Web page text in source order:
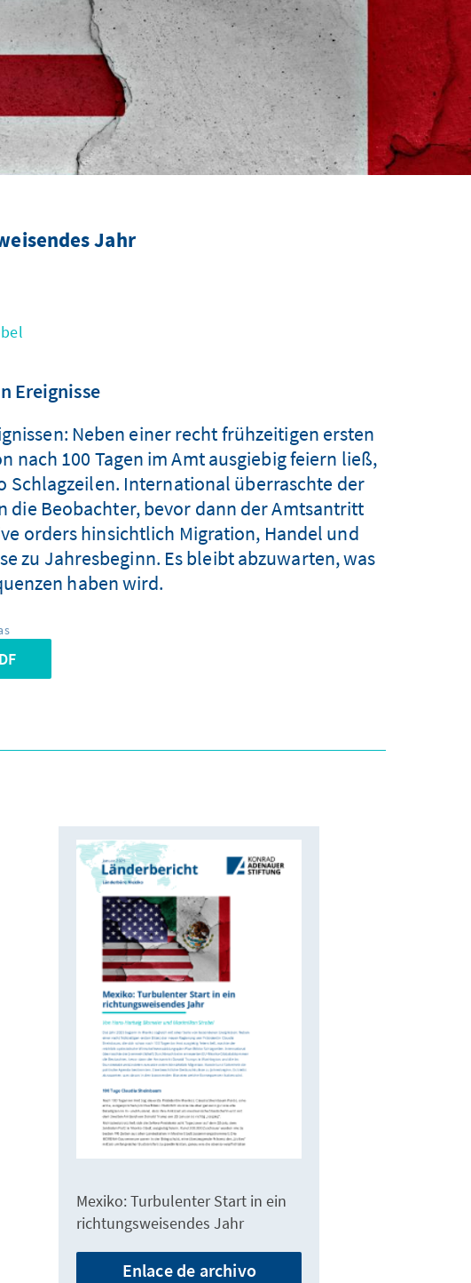
Jahr
Ereignisse
Neben einer recht frühzeitigen ersten
nach 100 Tagen im Amt ausgiebig feiern ließ,
International überraschte der
Beobachter, bevor dann der Amtsantritt
orders hinsichtlich Migration, Handel und
zu Jahresbeginn. Es bleibt abzuwarten, was
haben wird.
Mexiko: Turbulenter Start in ein
richtungsweisendes Jahr
Enlace de archivo